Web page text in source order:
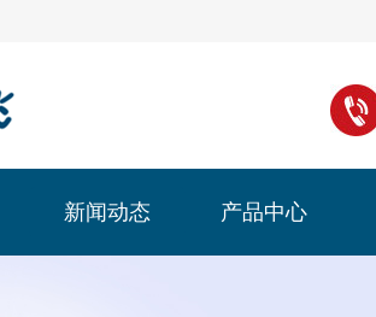
新闻动态 产品中心